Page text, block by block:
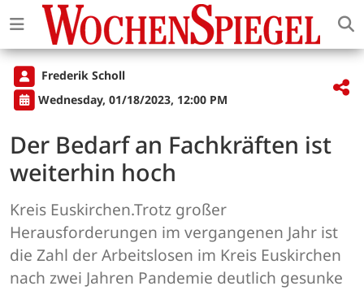
Frederik Scholl
Wednesday, 01/18/2023, 12:00 PM
Der Bedarf an Fachkräften ist
weiterhin hoch
Kreis Euskirchen.Trotz großer
Herausforderungen im vergangenen Jahr ist
die Zahl der Arbeitslosen im Kreis Euskirchen
nach zwei Jahren Pandemie deutlich gesunke